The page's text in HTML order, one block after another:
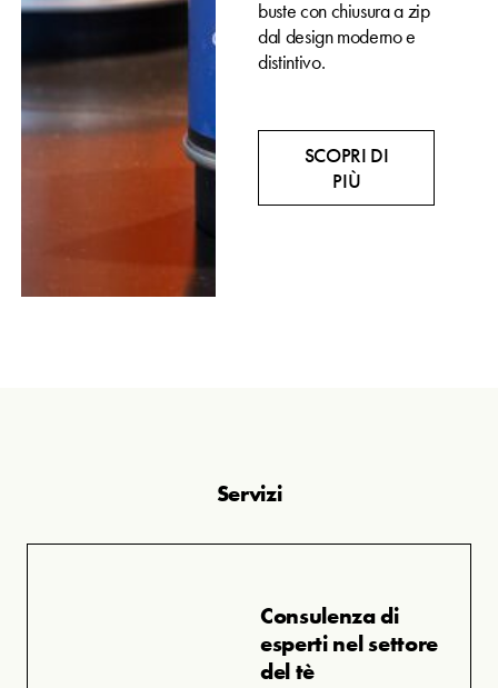
buste con chiusura a zip
dal design moderno e
distintivo.
SCOPRI DI
PIÙ
Servizi
Consulenza di
esperti nel settore
del tè